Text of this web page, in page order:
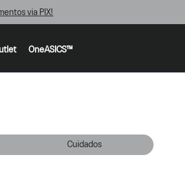
via PIX!
OneASICS™
Cuidados